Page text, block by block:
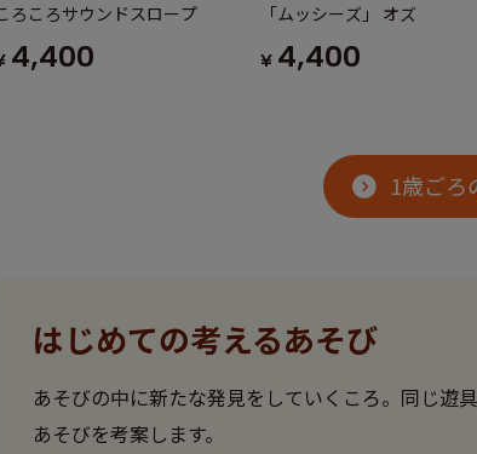
ろころサウンドスロープ
4,400
「ムッシーズ」 オズ
¥ 4,400
1歳ごろ
はじめての考えるあそび
あそびの中に新たな発見をしていくころ。同じ遊
あそびを考案します。